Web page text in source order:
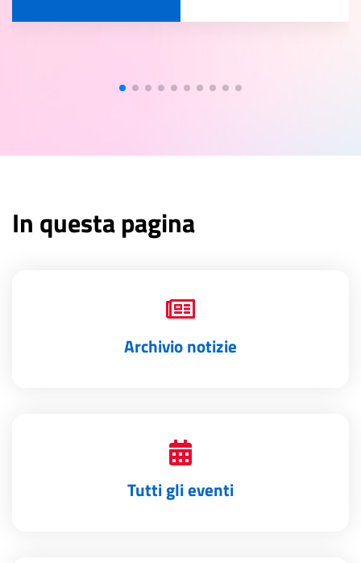
In questa pagina
Archivio notizie
Tutti gli eventi